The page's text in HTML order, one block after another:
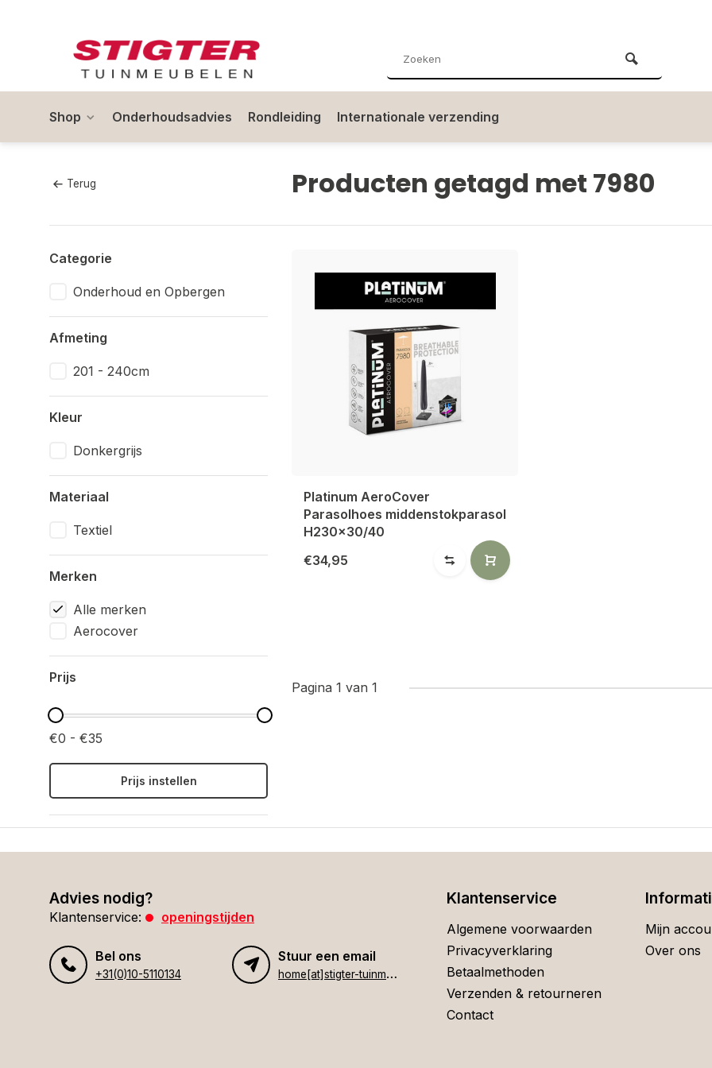
Shop Onderhoudsadvies Rondleiding Internationale verzending
Terug Producten getagd met 7980
Categorie
Onderhoud en Opbergen
Afmeting
201 - 240cm
Kleur
Donkergrijs
Materiaal
Textiel
Merken
Alle merken
Aerocover
Prijs
€0 - €35
Prijs instellen
Platinum AeroCover
Parasolhoes middenstokparasol
H230x30/40
€34,95
Pagina 1 van 1
Advies nodig?
Klantenservice: openingstijden
Bel ons
+31(0)10-5110134
Stuur een email
h
ome[at]stigter-tuinmeubelen.nl
Klantenservice
Algemene voorwaarden
Privacyverklaring
Betaalmethoden
Verzenden & retourneren
Contact
Mijn
Over ons